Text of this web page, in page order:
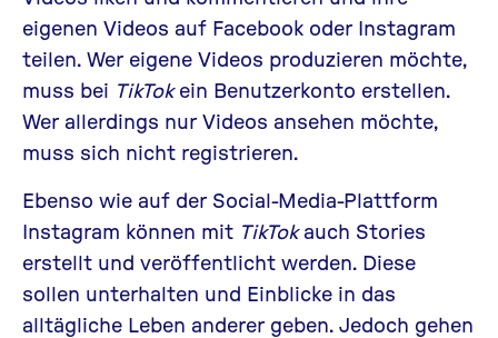
eigenen Videos auf Facebook oder Instagram
teilen. Wer eigene Videos produzieren möchte,
muss bei TikTokein Benutzerkonto erstellen.
Wer allerdings nur Videos ansehen möchte,
muss sich nicht registrieren.
Ebenso wie auf der Social-Media-Plattform
Instagram können mit TikTokauch Stories
erstellt und veröffentlicht werden. Diese
sollen unterhalten und Einblicke in das
alltägliche Leben anderer geben. Jedoch gehen